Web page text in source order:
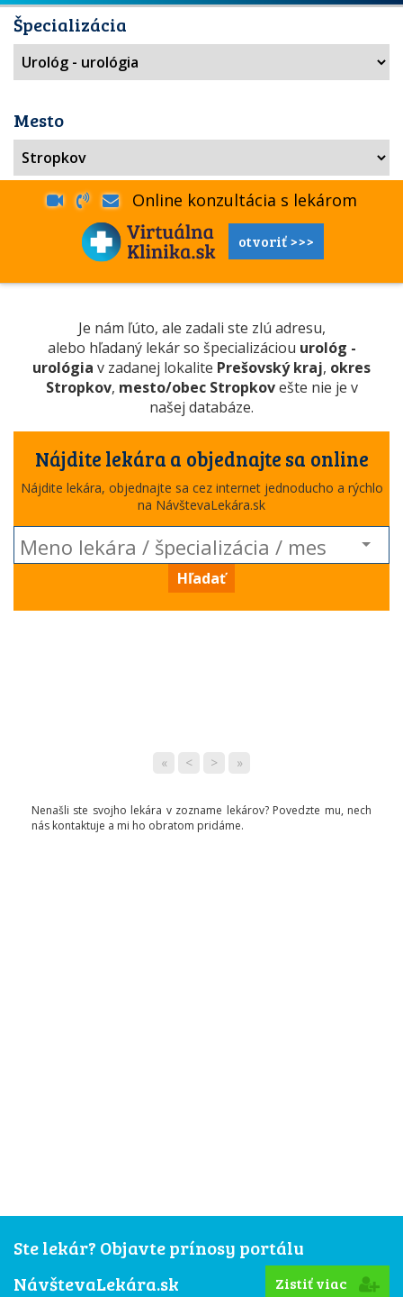
Špecializácia
Mesto
Online konzultácia s lekárom
otvoriť >>>
Je nám ľúto, ale zadali ste zlú adresu,
alebo hľadaný lekár so špecializáciou urológ -
urológia v zadanej lokalite Prešovský kraj, okres
Stropkov, mesto/obec Stropkovešte nie je v
našej databáze.
Nájdite lekára a objednajte sa online
Nájdite lekára, objednajte sa cez internet jednoducho a rýchlo
na NávštevaLekára.sk
Hľadať
« < > »
Nenašli ste svojho lekára v zozname lekárov? Povedzte mu, nech
nás kontaktuje a mi ho obratom pridáme.
Ste lekár? Objavte prínosy portálu
NávštevaLekára.sk
Zistiť viac